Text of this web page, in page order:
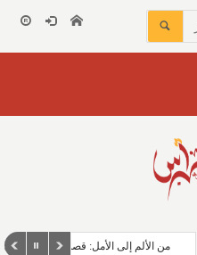
من الألم إلى الأمل: قصة حصوات الكلى بين